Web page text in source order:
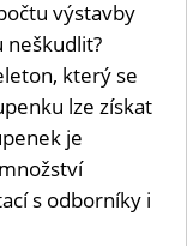
výstavby
neškudlit?
který se
lze získat
je
s odborníky i